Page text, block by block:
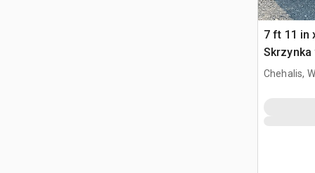
7 ft 11 in
Skrzynka
Chehalis,